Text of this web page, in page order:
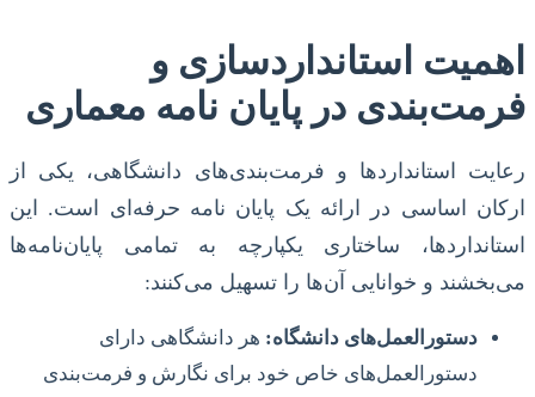
اهمیت استانداردسازی و
فرمت‌بندی در پایان نامه معماری
رعایت استانداردها و فرمت‌بندی‌های دانشگاهی، یکی از
ارکان اساسی در ارائه یک پایان نامه حرفه‌ای است. این
استانداردها، ساختاری یکپارچه به تمامی پایان‌نامه‌ها
می‌بخشند و خوانایی آن‌ها را تسهیل می‌کنند:
دستورالعمل‌های دانشگاه: هر دانشگاهی دارای
دستورالعمل‌های خاص خود برای نگارش و فرمت‌بندی